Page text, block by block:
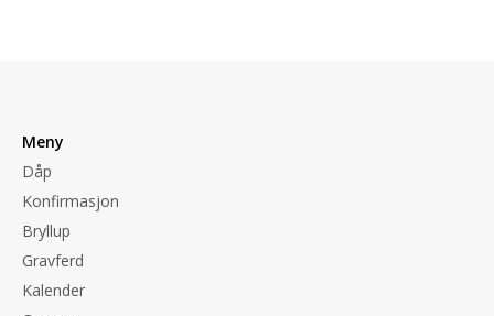
Meny
Dåp
Konfirmasjon
Bryllup
Gravferd
Kalender